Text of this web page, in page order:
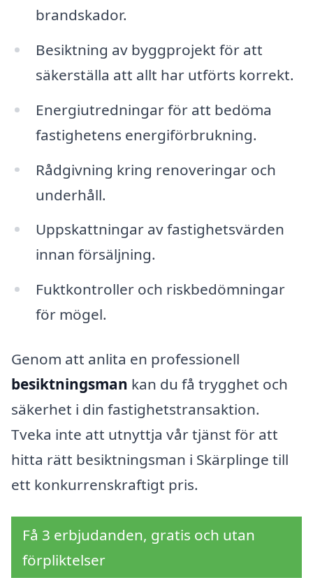
brandskador.
Besiktning av byggprojekt för att
säkerställa att allt har utförts korrekt.
Energiutredningar för att bedöma
fastighetens energiförbrukning.
Rådgivning kring renoveringar och
underhåll.
Uppskattningar av fastighetsvärden
innan försäljning.
Fuktkontroller och riskbedömningar
för mögel.
Genom att anlita en professionell
besiktningsman kan du få trygghet och
säkerhet i din fastighetstransaktion.
Tveka inte att utnyttja vår tjänst för att
hitta rätt besiktningsman i Skärplinge till
ett konkurrenskraftigt pris.
Få 3 erbjudanden, gratis och utan
förpliktelser